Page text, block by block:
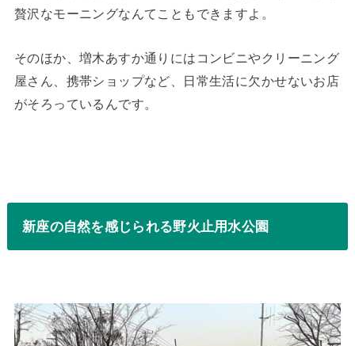
贅沢なモーニングなんてこともできますよ。
そのほか、増木あすか通りにはコンビニやクリーニング
屋さん、携帯ショップなど、日常生活に欠かせないお店
がそろっているんです。
新座の自然を感じられる野火止用水公園